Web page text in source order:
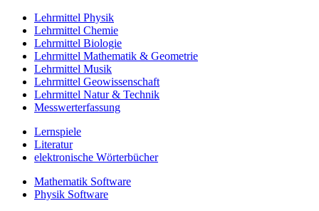
Lehrmittel Physik
Lehrmittel Chemie
Lehrmittel Biologie
Lehrmittel Mathematik & Geometrie
Lehrmittel Musik
Lehrmittel Geowissenschaft
Lehrmittel Natur & Technik
Messwerterfassung
Lernspiele
Literatur
elektronische Wörterbücher
Mathematik Software
Physik Software